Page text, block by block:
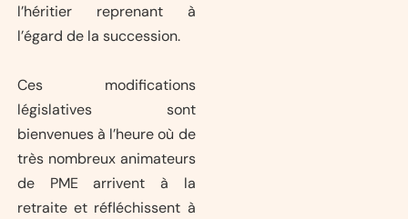
l’héritier reprenant à
l’égard de la succession.
Ces modifications
législatives sont
bienvenues à l’heure où de
très nombreux animateurs
de PME arrivent à la
retraite et réfléchissent à